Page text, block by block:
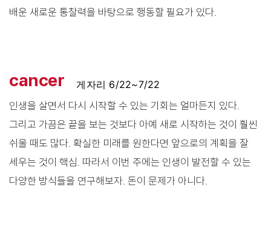
배운 새로운 통찰력을 바탕으로 행동할 필요가 있다.
cancer
게자리 6/22~7/22
인생을 살면서 다시 시작할 수 있는 기회는 얼마든지 있다.
그리고 가끔은 끝을 보는 것보다 아예 새로 시작하는 것이 훨씬
쉬울 때도 많다. 확실한 미래를 원한다면 앞으로의 계획을 잘
세우는 것이 핵심. 따라서 이번 주에는 인생이 발전할 수 있는
다양한 방식들을 연구해보자. 돈이 문제가 아니다.